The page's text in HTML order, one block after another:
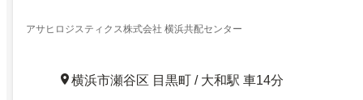
アサヒロジスティクス株式会社 横浜共配センター
横浜市瀬谷区 目黒町 / 大和駅 車14分